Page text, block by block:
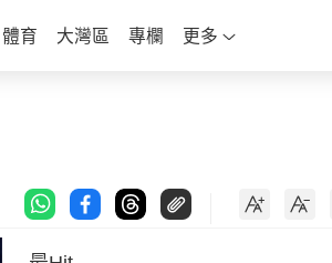
體育 大灣區 專欄 更多